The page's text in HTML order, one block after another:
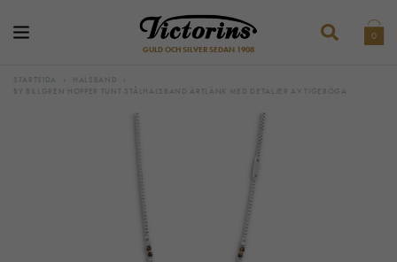
GULD OCH SILVER SEDAN 1908
0
STARTSIDA HALSBAND
BY BILLGREN HOPPER TUNT STÅLHALSBAND ÄRTLÄNK MED DETALJER AV TIGERÖGA